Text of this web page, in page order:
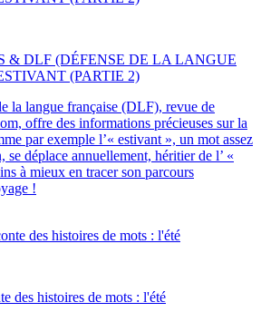
& DLF (DÉFENSE DE LA LANGUE
(PARTIE 2)
la langue française (DLF), revue de
offre des informations précieuses sur la
par exemple l’« estivant », un mot assez
déplace annuellement, héritier de l’ «
à mieux en tracer son parcours
!
des histoires de mots : l'été